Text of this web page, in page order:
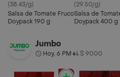
(38.43/g)
Salsa de Tomate Fruco
Doypack 190 g
(29.50/g)
Salsa de
Doypack 400 g
Jumbo
Hoy, 6 PM• $ 9000